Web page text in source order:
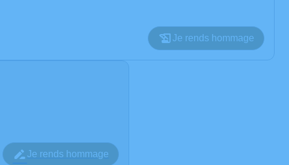
Je rends hommage
Je rends hommage